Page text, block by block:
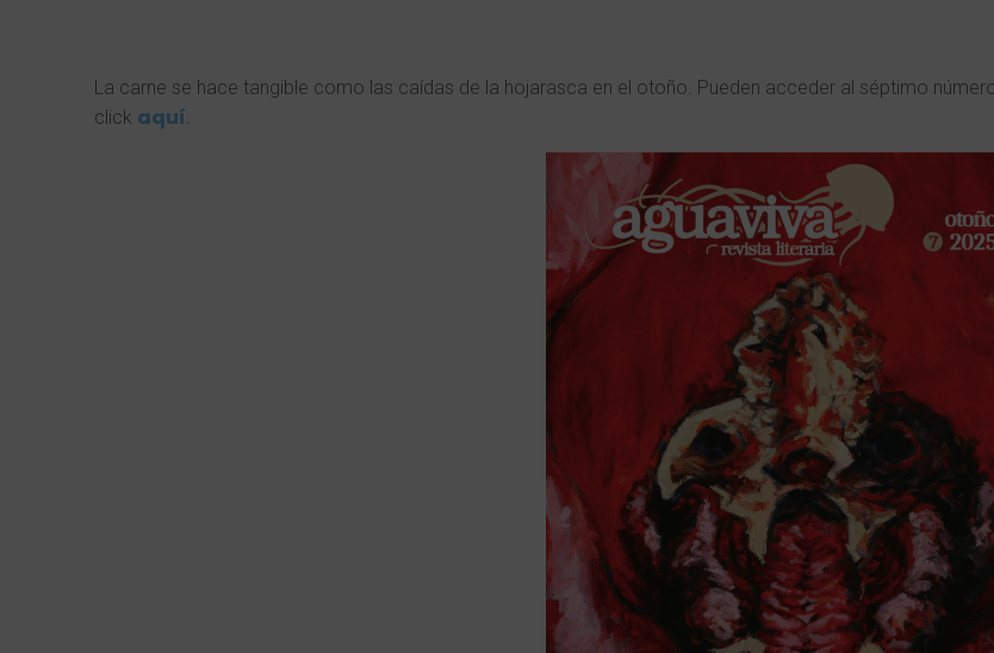
La carne se hace tangible como las caídas de la hojarasca en el otoño. Pueden acceder al séptimo
click aquí.